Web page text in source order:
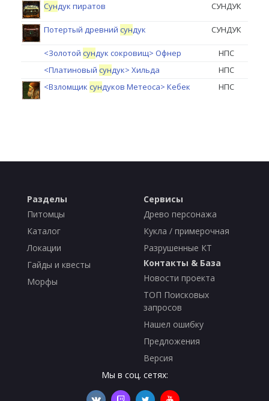
Сундук пиратов СУНДУК
Потертый древний сундук СУНДУК
<Золотой сундук сокровищ> Офнер
НПС
<Платиновый сундук> Хильда
НПС
<Взломщик сундуков Метеоса> Кебек НПС
Разделы
Питомцы
Каталог
Локации
Гайды и квесты
Морфы
Сервисы
Древо персонажа
Кукла / примерочная
Разрушенные КТ
Контакты & База
Новости проекта
ТОП Поисковых
запросов
Нашел ошибку
Предложения
Версия
Мы в соц. сетях: